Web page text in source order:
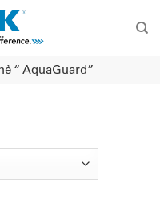
“ AquaGuard”